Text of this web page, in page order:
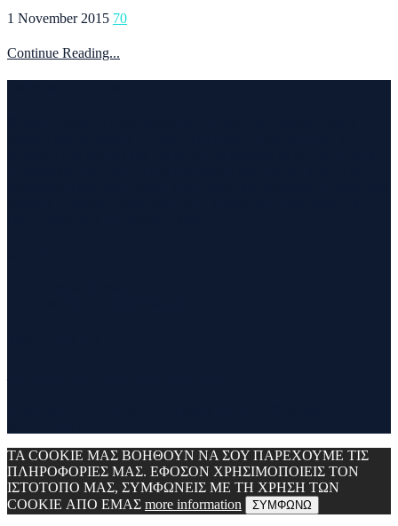
1 November 2015 70
Continue Reading...
ΤΑ COOKIE ΜΑΣ ΒΟΗΘΟΥΝ ΝΑ ΣΟΥ ΠΑΡΕΧΟΥΜΕ ΤΙΣ
ΠΛΗΡΟΦΟΡΙΕΣ ΜΑΣ. ΕΦΟΣΟΝ ΧΡΗΣΙΜΟΠΟΙΕΙΣ ΤΟΝ
ΙΣΤΟΤΟΠΟ ΜΑΣ, ΣΥΜΦΩΝΕΙΣ ΜΕ ΤΗ ΧΡΗΣΗ ΤΩΝ
COOKIE ΑΠΟ ΕΜΑΣ more information ΣΥΜΦΩΝΩ